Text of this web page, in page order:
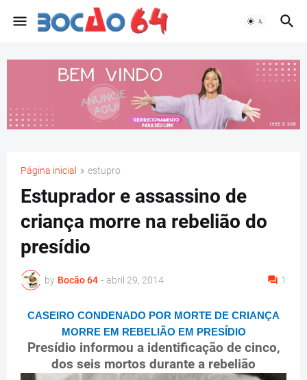
Página inicial estupro
Estuprador e assassino de
criança morre na rebelião do
presídio
by Bocão 64 - abril 29, 2014 1
CASEIRO CONDENADO POR MORTE DE CRIANÇA
MORRE EM REBELIÃO EM PRESÍDIO
Presídio informou a identificação de cinco,
dos seis mortos durante a rebelião